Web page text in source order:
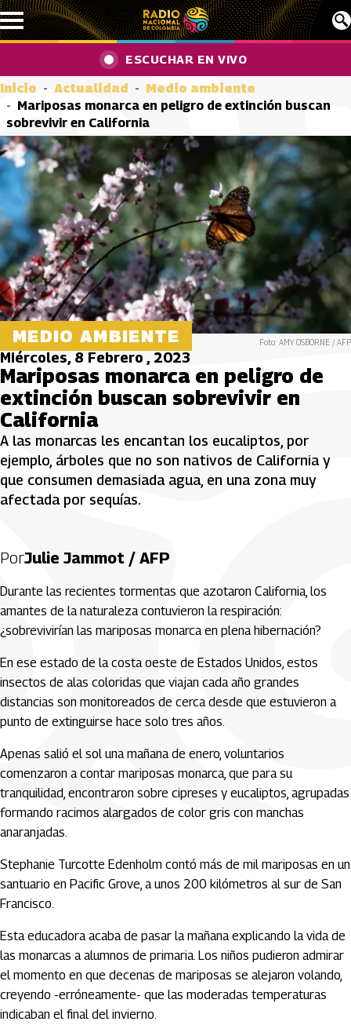
Pasar al contenido principal
ESCUCHAR EN VIVO
Inicio Actualidad
Medio ambiente
Mariposas monarca en peligro de extinción buscan
sobrevivir en California
MEDIO AMBIENTE Foto: AMY OSBORNE / AFP
Miércoles, 8 Febrero , 2023
Mariposas monarca en peligro de
extinción buscan sobrevivir en
California
A las monarcas les encantan los eucaliptos, por
ejemplo, árboles que no son nativos de California y
que consumen demasiada agua, en una zona muy
afectada por sequías.
PorJulie Jammot / AFP
Durante las recientes tormentas que azotaron California, los
amantes de la naturaleza contuvieron la respiración:
¿sobrevivirían las mariposas monarca en plena hibernación?
En ese estado de la costa oeste de Estados Unidos, estos
insectos de alas coloridas que viajan cada año grandes
distancias son monitoreados de cerca desde que estuvieron a
punto de extinguirse hace solo tres años.
Apenas salió el sol una mañana de enero, voluntarios
comenzaron a contar mariposas monarca, que para su
tranquilidad, encontraron sobre cipreses y eucaliptos, agrupadas
formando racimos alargados de color gris con manchas
anaranjadas.
Stephanie Turcotte Edenholm contó más de mil mariposas en un
santuario en Pacific Grove, a unos 200 kilómetros al sur de San
Francisco.
Esta educadora acaba de pasar la mañana explicando la vida de
las monarcas a alumnos de primaria. Los niños pudieron admirar
el momento en que decenas de mariposas se alejaron volando,
creyendo -erróneamente- que las moderadas temperaturas
indicaban el final del invierno.